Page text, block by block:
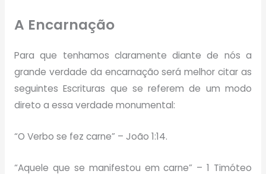
A Encarnação
Para que tenhamos claramente diante de nós a
grande verdade da encarnação será melhor citar as
seguintes Escrituras que se referem de um modo
direto a essa verdade monumental:
“O Verbo se fez carne” – João 1:14.
“Aquele que se manifestou em carne” – 1 Timóteo